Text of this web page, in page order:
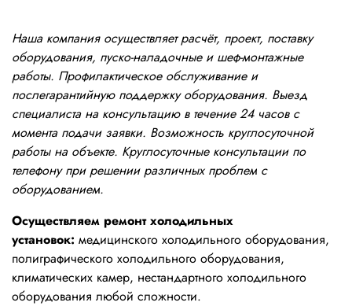
Наша компания осуществляет расчёт, проект, поставку
оборудования, пуско-наладочные и шеф-монтажные
работы. Профилактическое обслуживание и
послегарантийную поддержку оборудования. Выезд
специалиста на консультацию в течение 24 часов с
момента подачи заявки. Возможность круглосуточной
работы на объекте. Круглосуточные консультации по
телефону при решении различных проблем с
оборудованием.
Осуществляем ремонт холодильных
установок: медицинского холодильного оборудования,
полиграфического холодильного оборудования,
климатических камер, нестандартного холодильного
оборудования любой сложности.